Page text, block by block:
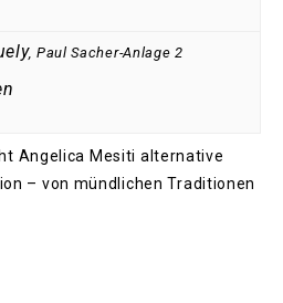
, Paul Sacher-Anlage 2
Angelica Mesiti alternative
– von mündlichen Traditionen